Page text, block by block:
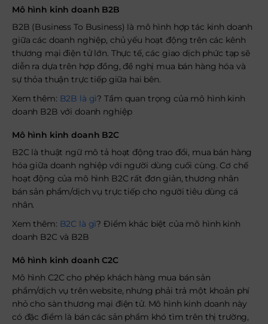
Mô hình kinh doanh B2B
B2B (Business To Business) là mô hình hợp tác kinh doanh
giữa các doanh nghiệp, chủ yếu hoạt động trên các kênh
thương mại điện tử lớn. Thực tế, các giao dịch phức tạp sẽ
diễn ra dựa trên hợp đồng, đề nghị mua bán hàng hóa và
sự thỏa thuận trực tiếp giữa hai bên.
Xem thêm: B2B là gì? Tầm quan trọng của mô hình kinh
doanh B2B với doanh nghiệp
Mô hình kinh doanh B2C
B2C là thuật ngữ mô tả hoạt động trao đổi, mua bán hàng
hóa giữa doanh nghiệp với người dùng cuối cùng. Cơ chế
hoạt động của mô hình B2C rất đơn giản, thương nhân
bán sản phẩm/dịch vụ trực tiếp cho người tiêu dùng cá
nhân.
Xem thêm: B2C là gì? Điểm khác biệt của mô hình kinh
doanh B2C và B2B
Mô hình kinh doanh C2C
Mô hình C2C cho phép khách hàng mua bán sản
phẩm/dịch vụ trên website, nhưng phải trả một khoản phí
nhỏ cho sàn thương mại điện tử. Mô hình kinh doanh này
có đặc điểm là bán các sản phẩm khó tìm trên thị trường,